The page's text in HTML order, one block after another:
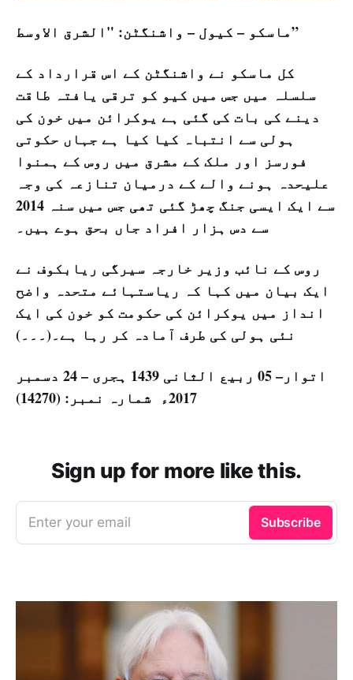
ماسکو – کیول – واشنگٹن: "الشرق الاوسط”
کل ماسکو نے واشنگٹن کے اس قرارداد کے
سلسلہ میں جس میں کیو کو ترقی یافتہ طاقت
دینے کی بات کی گئی ہے یوکرائن میں خون کی
ہولی سے انتباہ کیا کیا ہے جہاں حکوتی
فورسز اور ملک کے مشرق میں روس کے ہمنوا
علیحدہ ہونے والے کے درمیان تنازعہ کی وجہ
سے ایک ایسی جنگ چھڑ گئی تھی جس میں سنہ 2014
سے دس ہزار افراد جاں بحق ہوے ہیں۔
روس کے نائب وزیر خارجہ سیرگی ریابکوف نے
ایک بیان میں کہا کہ ریاستہائے متحدہ واضح
انداز میں یوکرائن کی حکومت کو خون کی ایک
نئی ہولی کی طرف آمادہ کر رہا ہے۔(۔۔۔)
اتوار– 05 ربيع الثانی 1439 ہجری – 24 دسمبر
2017ء شمارہ نمبر: (14270)
Sign up for more like this.
Enter your email Subscribe